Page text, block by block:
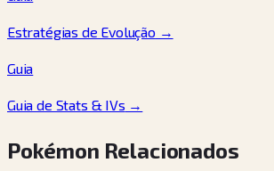
Estratégias de Evolução →
Guia
Guia de Stats & IVs →
Pokémon Relacionados